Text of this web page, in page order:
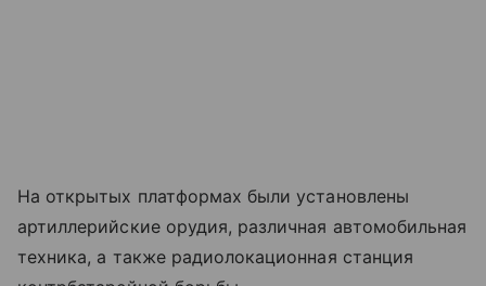
На открытых платформах были установлены
артиллерийские орудия, различная автомобильная
техника, а также радиолокационная станция